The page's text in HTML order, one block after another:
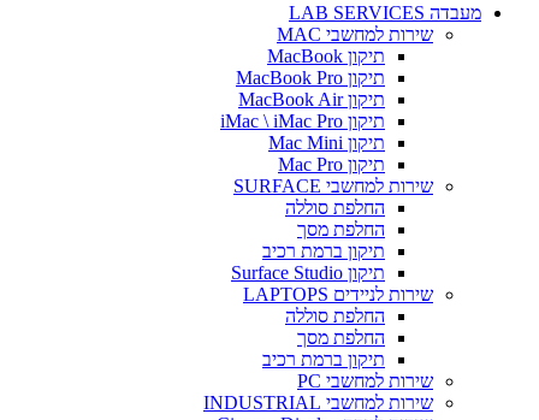
מעבדה LAB SERVICES
שירות למחשבי MAC
תיקון MacBook
תיקון MacBook Pro
תיקון MacBook Air
תיקון iMac \ iMac Pro
תיקון Mac Mini
תיקון Mac Pro
שירות למחשבי SURFACE
החלפת סוללה
החלפת מסך
תיקון ברמת רכיב
תיקון Surface Studio
שירות לניידים LAPTOPS
החלפת סוללה
החלפת מסך
תיקון ברמת רכיב
שירות למחשבי PC
שירות למחשבי INDUSTRIAL